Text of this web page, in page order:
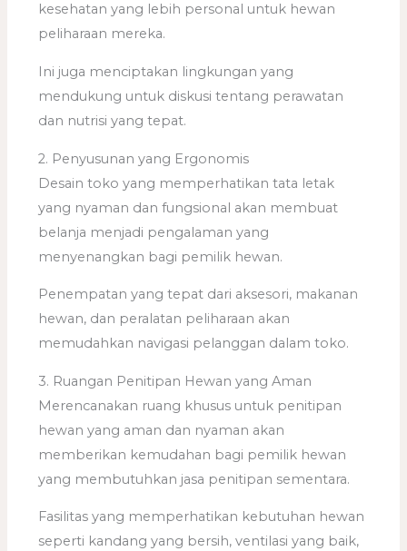
kesehatan yang lebih personal untuk hewan
peliharaan mereka.
Ini juga menciptakan lingkungan yang
mendukung untuk diskusi tentang perawatan
dan nutrisi yang tepat.
2. Penyusunan yang Ergonomis
Desain toko yang memperhatikan tata letak
yang nyaman dan fungsional akan membuat
belanja menjadi pengalaman yang
menyenangkan bagi pemilik hewan.
Penempatan yang tepat dari aksesori, makanan
hewan, dan peralatan peliharaan akan
memudahkan navigasi pelanggan dalam toko.
3. Ruangan Penitipan Hewan yang Aman
Merencanakan ruang khusus untuk penitipan
hewan yang aman dan nyaman akan
memberikan kemudahan bagi pemilik hewan
yang membutuhkan jasa penitipan sementara.
Fasilitas yang memperhatikan kebutuhan hewan
seperti kandang yang bersih, ventilasi yang baik,